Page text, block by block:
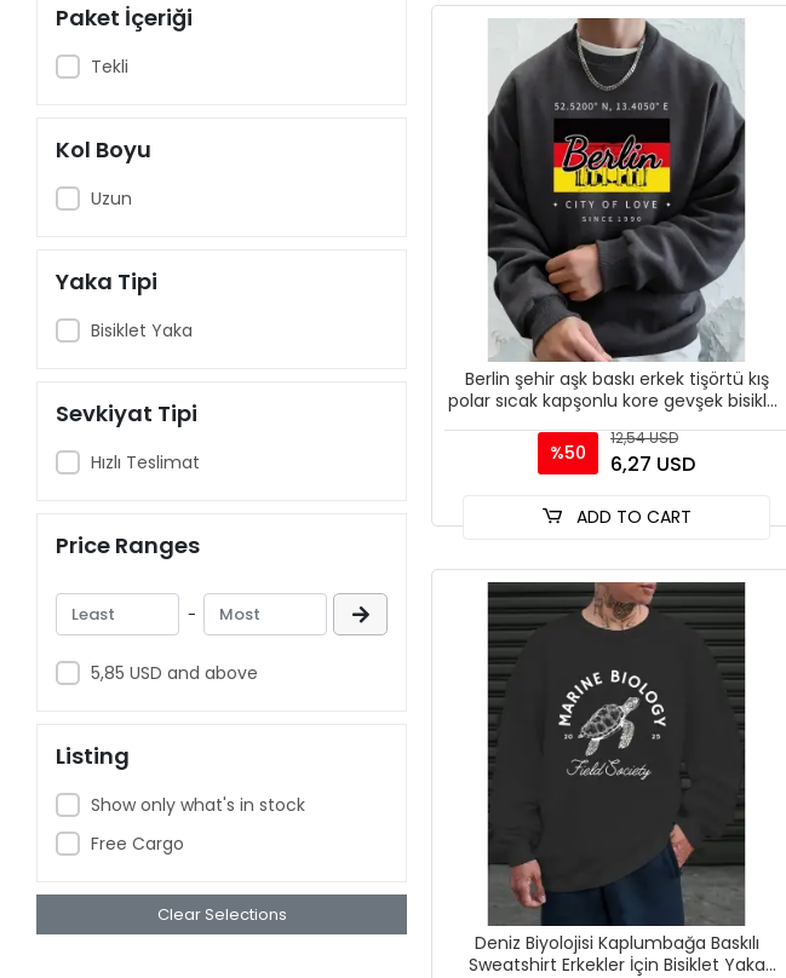
Paket İçeriği
Tekli
Kol Boyu
Uzun
Yaka Tipi
Bisiklet Yaka
Sevkiyat Tipi
Hızlı Teslimat
Price Ranges
-
5,85 USD and above
Listing
Show only what's in stock
Free Cargo
Clear Selections
Berlin şehir aşk baskı erkek tişörtü kış
polar sıcak kapşonlu kore gevşek bisiklet
%50
12,54 USD
6,27 USD
ADD TO CART
Deniz Biyolojisi Kaplumbağa Baskılı
Sweatshirt Erkekler İçin Bisiklet Yaka